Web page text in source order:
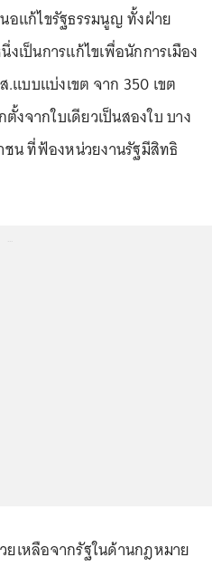
อแก้ไขรัฐธรรมนูญ ทั้งฝ่าย
เป็นการแก้ไขเพื่อนักการเมือง
.แบบแบ่งเขต จาก 350 เขต
งจากใบเดียวเป็นสองใบ บาง
ชน ที่ฟ้องหน่วยงานรัฐมีสิทธิ
เหลือจากรัฐในด้านกฎหมาย